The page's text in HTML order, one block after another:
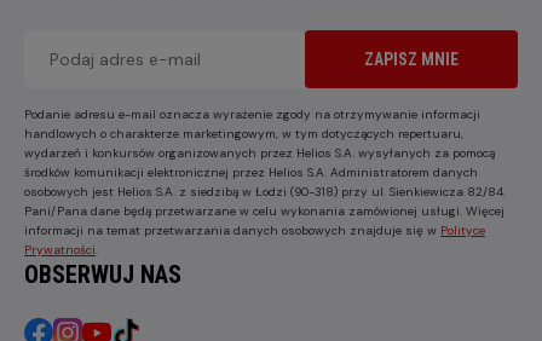
ZAPISZ MNIE
Podanie adresu e-mail oznacza wyrażenie zgody na otrzymywanie informacji
handlowych o charakterze marketingowym, w tym dotyczących repertuaru,
wydarzeń i konkursów organizowanych przez Helios S.A. wysyłanych za pomocą
środków komunikacji elektronicznej przez Helios S.A. Administratorem danych
osobowych jest Helios S.A. z siedzibą w Łodzi (90-318) przy ul. Sienkiewicza 82/84.
Pani/Pana dane będą przetwarzane w celu wykonania zamówionej usługi. Więcej
informacji na temat przetwarzania danych osobowych znajduje się w Polityce
Prywatności
OBSERWUJ NAS